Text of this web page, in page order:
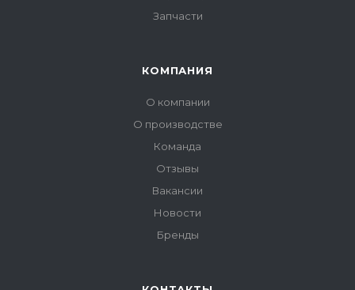
Запчасти
КОМПАНИЯ
О компании
О производстве
Команда
Отзывы
Вакансии
Новости
Бренды